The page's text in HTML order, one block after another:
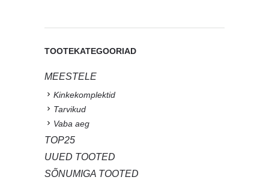
TOOTEKATEGOORIAD
MEESTELE
Kinkekomplektid
Tarvikud
Vaba aeg
TOP25
UUED TOOTED
SÕNUMIGA TOOTED